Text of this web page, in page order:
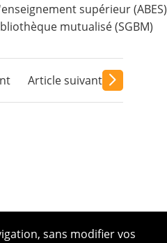
supérieur (ABES)
mutualisé (SGBM)
Article suivant
sans modifier vos